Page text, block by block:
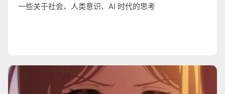
一些关于社会、人类意识、AI 时代的思考